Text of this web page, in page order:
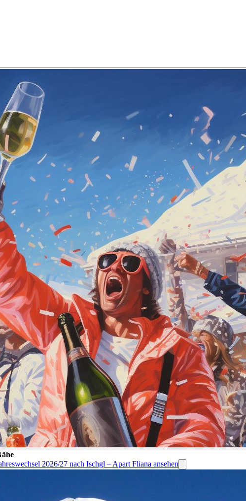
2026/27 nach Ischgl – Apart Fliana ansehen